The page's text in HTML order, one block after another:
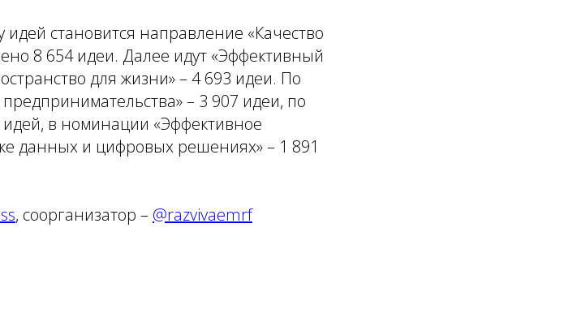
становится направление «Качество
8 654 идеи. Далее идут «Эффективный
для жизни» – 4 693 идеи. По
– 3 907 идеи, по
идей, в номинации «Эффективное
данных и цифровых решениях» – 1 891
, соорганизатор – @razvivaemrf